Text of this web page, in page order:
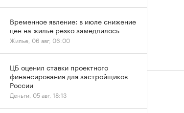
Временное явление: в июле снижение
цен на жилье резко замедлилось
Жилье, 06 авг, 06:00
ЦБ оценил ставки проектного
финансирования для застройщиков
России
Деньги, 05 авг, 18:13